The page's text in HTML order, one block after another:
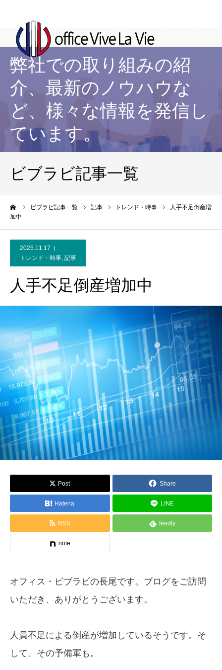
弊社での取り組みの紹
介、最新のノウハウな
ど、様々な情報を発信し
ています。
ビブラビ記事一覧
ビブラビ記事一覧 記事 トレンド・時事
人手不足倒産増
加中
2025.11.17
トレンド・時事, 記事
人手不足倒産増加中
Post Share
Hatena LINE
RSS feedly
note
オフィス・ビブラビの長尾です。ブログをご訪問
いただき、ありがとうございます。
人員不足による倒産が増加しているそうです。そ
して、その予備軍も。